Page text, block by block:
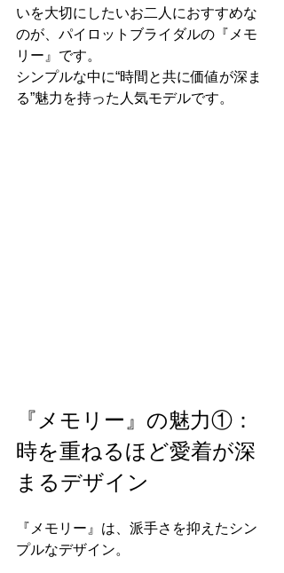
いを大切にしたいお二人におすすめな
のが、パイロットブライダルの『メモ
リー』です。
シンプルな中に“時間と共に価値が深ま
る”魅力を持った人気モデルです。
『メモリー』の魅力①：
時を重ねるほど愛着が深
まるデザイン
『メモリー』は、派手さを抑えたシン
プルなデザイン。